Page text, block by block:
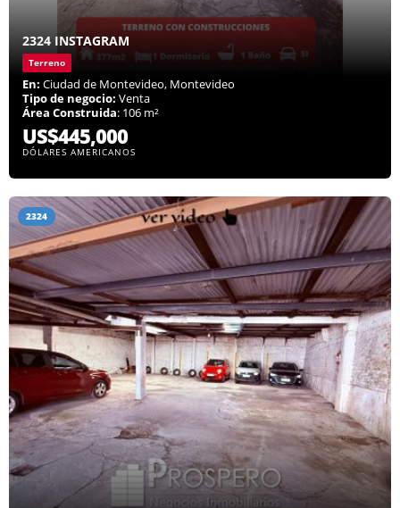
2324 INSTAGRAM
Terreno
En: Ciudad de Montevideo, Montevideo
Tipo de negocio: Venta
Área Construida: 106 m²
US$445,000
DÓLARES AMERICANOS
2324